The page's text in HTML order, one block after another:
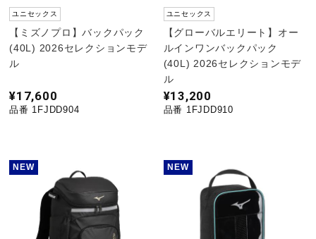
ユニセックス
【ミズノプロ】バックパック
(40L) 2026セレクションモデ
ル
¥17,600
品番 1FJDD904
ユニセックス
【グローバルエリート】オー
ルインワンバックパック
(40L) 2026セレクションモデ
ル
¥13,200
品番 1FJDD910
NEW NEW